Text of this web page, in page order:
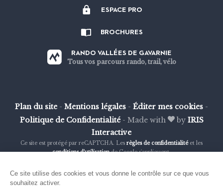
Strava
Facebook
Instagram
Youtube
ESPACE PRO
BROCHURES
RANDO VALLÉES DE GAVARNIE
Tous vos parcours rando, trail, vélo
Plan du site - Mentions légales - Éditer mes cookies -
Politique de Confidentialité - Made with by IRIS
Interactive
Ce site est protégé par reCAPTCHA. Les règles de confidentialitéet les
conditions d'utilisationde Google s'appliquent.
Ce site utilise des cookies et vous donne le contrôle sur ce que vous
souhaitez activer.